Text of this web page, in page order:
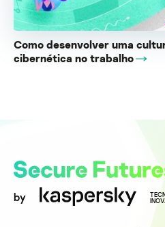
Como desenvolver uma
cibernética no trabalho
by